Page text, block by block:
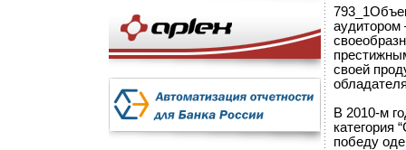
аудитором
своей
В 2010-м
категория
победу